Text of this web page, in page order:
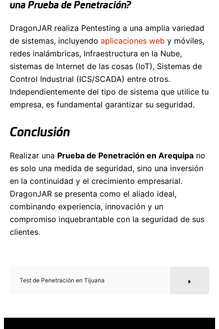
una Prueba de Penetración?
DragonJAR realiza Pentesting a una amplia variedad
de sistemas, incluyendo aplicaciones web y móviles,
redes inalámbricas, Infraestructura en la Nube,
sistemas de Internet de las cosas (IoT), Sistemas de
Control Industrial (ICS/SCADA) entre otros.
Independientemente del tipo de sistema que utilice tu
empresa, es fundamental garantizar su seguridad.
Conclusión
Realizar una Prueba de Penetración en Arequipa no
es solo una medida de seguridad, sino una inversión
en la continuidad y el crecimiento empresarial.
DragonJAR se presenta como el aliado ideal,
combinando experiencia, innovación y un
compromiso inquebrantable con la seguridad de sus
clientes.
Test de Penetración en Tijuana